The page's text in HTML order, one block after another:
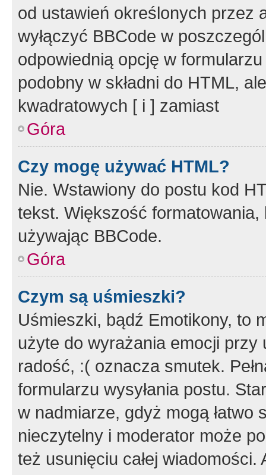
od ustawień określonych przez
wyłączyć BBCode w
odpowiednią opcję w
podobny w składni do HTML,
kwadratowych [ i ] zamiast
Góra
Czy mogę używać HTML?
Nie. Wstawiony do postu kod
tekst. Większość
używając BBCode.
Góra
Czym są uśmieszki?
Uśmieszki, bądź Emotikony, to
użyte do wyrażania emocji
radość, :( oznacza smutek.
formularzu wysyłania postu.
w nadmiarze, gdyż mogą
nieczytelny i moderator może
też usunięciu całej